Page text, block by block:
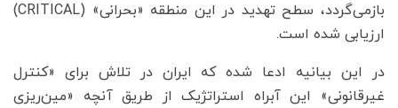
بازمی‌گردد، سطح تهدید در این منطقه «بحرانی» (CRITICAL)
ارزیابی شده است.
در این بیانیه ادعا شده که ایران در تلاش برای «کنترل
غیرقانونی» این آبراه استراتژیک از طریق آنچه «مین‌ریزی